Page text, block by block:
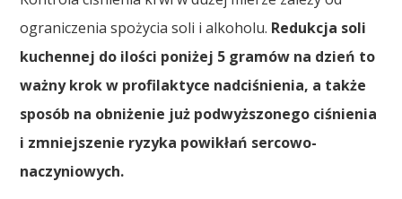
ograniczenia spożycia soli i alkoholu. Redukcja soli
kuchennej do ilości poniżej 5 gramów na dzień to
ważny krok w profilaktyce nadciśnienia, a także
sposób na obniżenie już podwyższonego ciśnienia
i zmniejszenie ryzyka powikłań sercowo-
naczyniowych.